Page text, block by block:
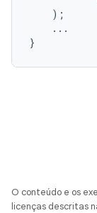
);
...
}
O conteúdo e os
licenças descritas